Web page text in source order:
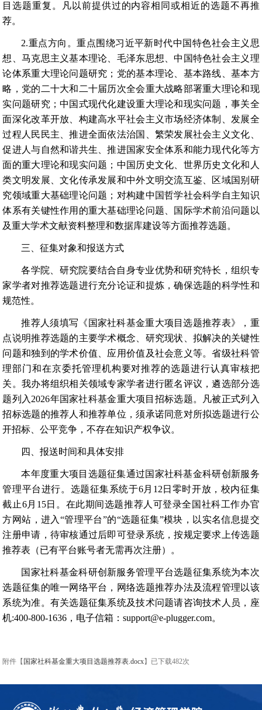
目选题重复。凡以前提供过的内容相同或相近的选题不再推
荐。
2.重点方向。重点围绕习近平新时代中国特色社会主义思
想、马克思主义基本理论、毛泽东思想、中国特色社会主义理
论体系重大理论问题研究；党的基本理论、基本路线、基本方
略，党的二十大和二十届历次全会重大战略部署重大理论和现
实问题研究；中国式现代化建设重大理论和现实问题，事关全
面深化改革开放、构建高水平社会主义市场经济体制、发展全
过程人民民主、推进全面依法治国、繁荣发展社会主义文化、
促进人与自然和谐共生、推进国家安全体系和能力现代化等方
面的重大理论和现实问题；中国历史文化、世界历史文化和人
类文明发展、文化传承发展和中外文明交流互鉴、区域国别研
究领域重大基础理论问题；对构建中国哲学社会科学自主知识
体系有关键性作用的重大基础理论问题、国际学术前沿问题以
及重大学术文献资料整理和数据库建设等方面推荐选题。
三、征集对象和报送方式
各学院、研究院要结合自身专业优势和研究特长，组织专
家学者对推荐选题进行充分论证和提炼，确保选题的科学性和
规范性。
推荐人须填写《国家社科基金重大项目选题推荐表》，重
点说明推荐选题的主要学术概念、研究现状、拟解决的关键性
问题和独到的学术价值、应用价值及社会意义等。省级社科管
理部门和在京委托管理机构要对推荐的选题进行认真审核把
关。我办将组织相关领域专家学者进行匿名评议，遴选部分选
题列入2026年国家社科基金重大项目招标选题。凡被正式列入
招标选题的推荐人和推荐单位，须承诺同意对所拟选题进行公
开招标、公平竞争，不存在知识产权争议。
四、报送时间和具体安排
本年度重大项目选题征集通过国家社科基金科研创新服务
管理平台进行。选题征集系统于6月12日零时开放，校内征集
截止6月15日。在此期间选题推荐人可登录全国社科工作办官
方网站，进入“管理平台”的“选题征集”模块，以实名信息提交
注册申请，待审核通过后即可登录系统，按规定要求上传选题
推荐表（已有平台账号者无需再次注册）。
国家社科基金科研创新服务管理平台选题征集系统为本次
选题征集的唯一网络平台，网络选题推荐办法及流程管理以该
系统为准。有关选题征集系统及技术问题请咨询技术人员，座
机:400-800-1636，电子信箱：support@e-plugger.com。
附件【 国家社科基金重大项目选题推荐表.docx】已下载482次